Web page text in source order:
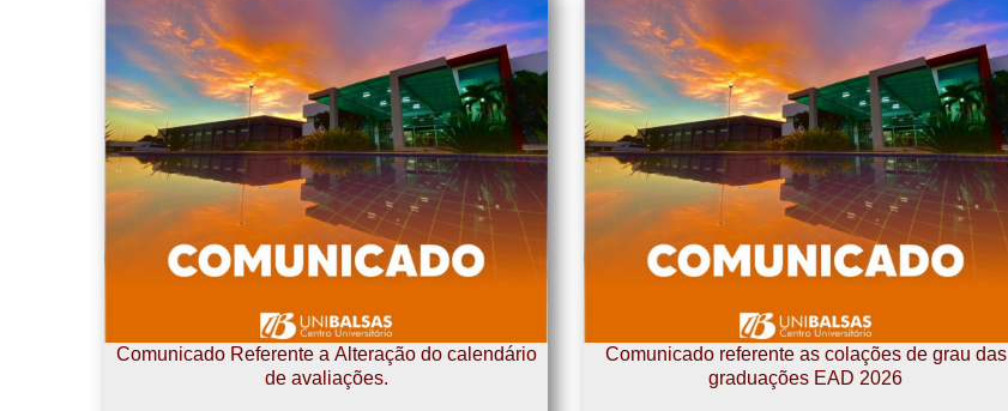
Comunicado Referente a Alteração do calendário
de avaliações.
Comunicado referente as colações de grau das
graduações EAD 2026